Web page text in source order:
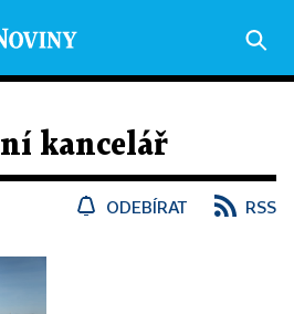
kancelář
ODEBÍRAT RSS